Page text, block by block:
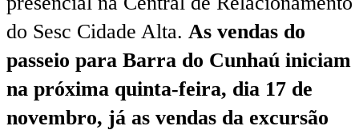
do Sesc Cidade Alta. As vendas do
passeio para Barra do Cunhaú iniciam
na próxima quinta-feira, dia 17 de
novembro, já as vendas da excursão